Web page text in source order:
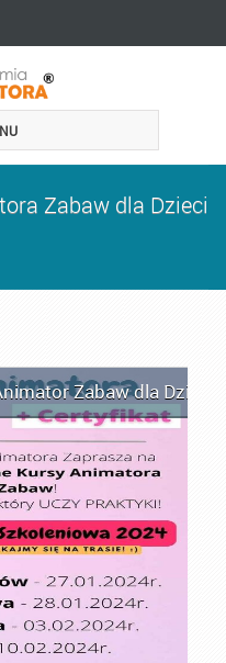
Zabaw dla Dzieci
Zabaw dla Dzieci